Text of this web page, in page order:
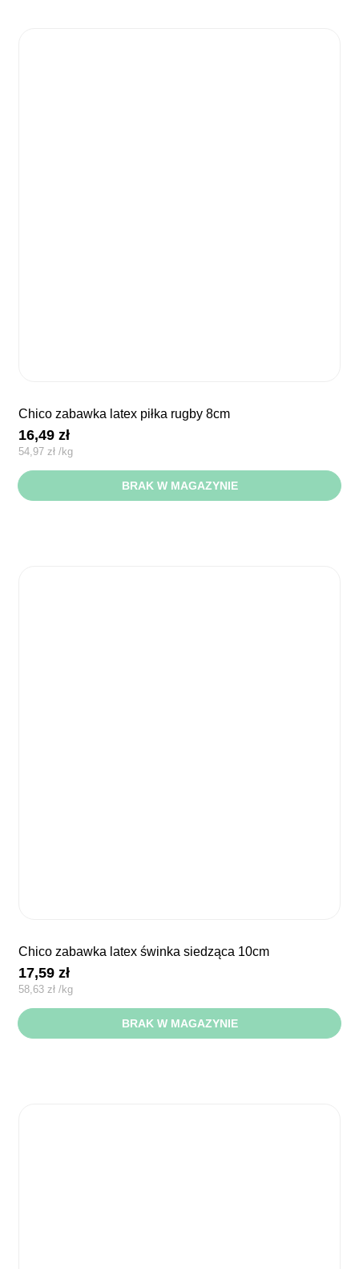
chico zabawka latex piłka rugby 8cm
16,49zł
54,97 zł /kg
BRAK W MAGAZYNIE
chico zabawka latex świnka siedząca 10cm
17,59zł
58,63 zł /kg
BRAK W MAGAZYNIE